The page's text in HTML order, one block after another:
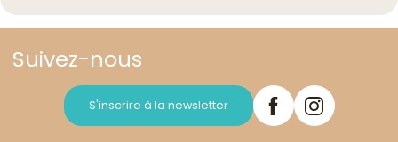
Suivez-nous
S'inscrire à la newsletter